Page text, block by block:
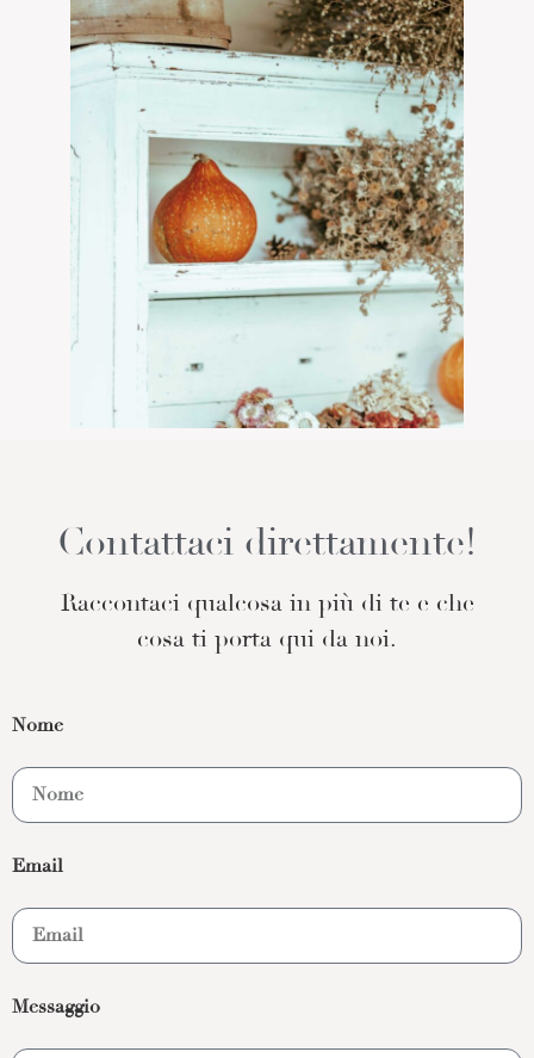
Contattaci direttamente!
Raccontaci qualcosa in più di te e che
cosa ti porta qui da noi.
Nome
Email
Messaggio